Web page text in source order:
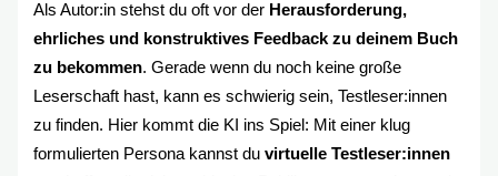
Als Autor:in stehst du oft vor der Herausforderung,
ehrliches und konstruktives Feedback zu deinem Buch
zu bekommen. Gerade wenn du noch keine große
Leserschaft hast, kann es schwierig sein, Testleser:innen
zu finden. Hier kommt die KI ins Spiel: Mit einer klug
formulierten Persona kannst duvirtuelle Testleser:innen